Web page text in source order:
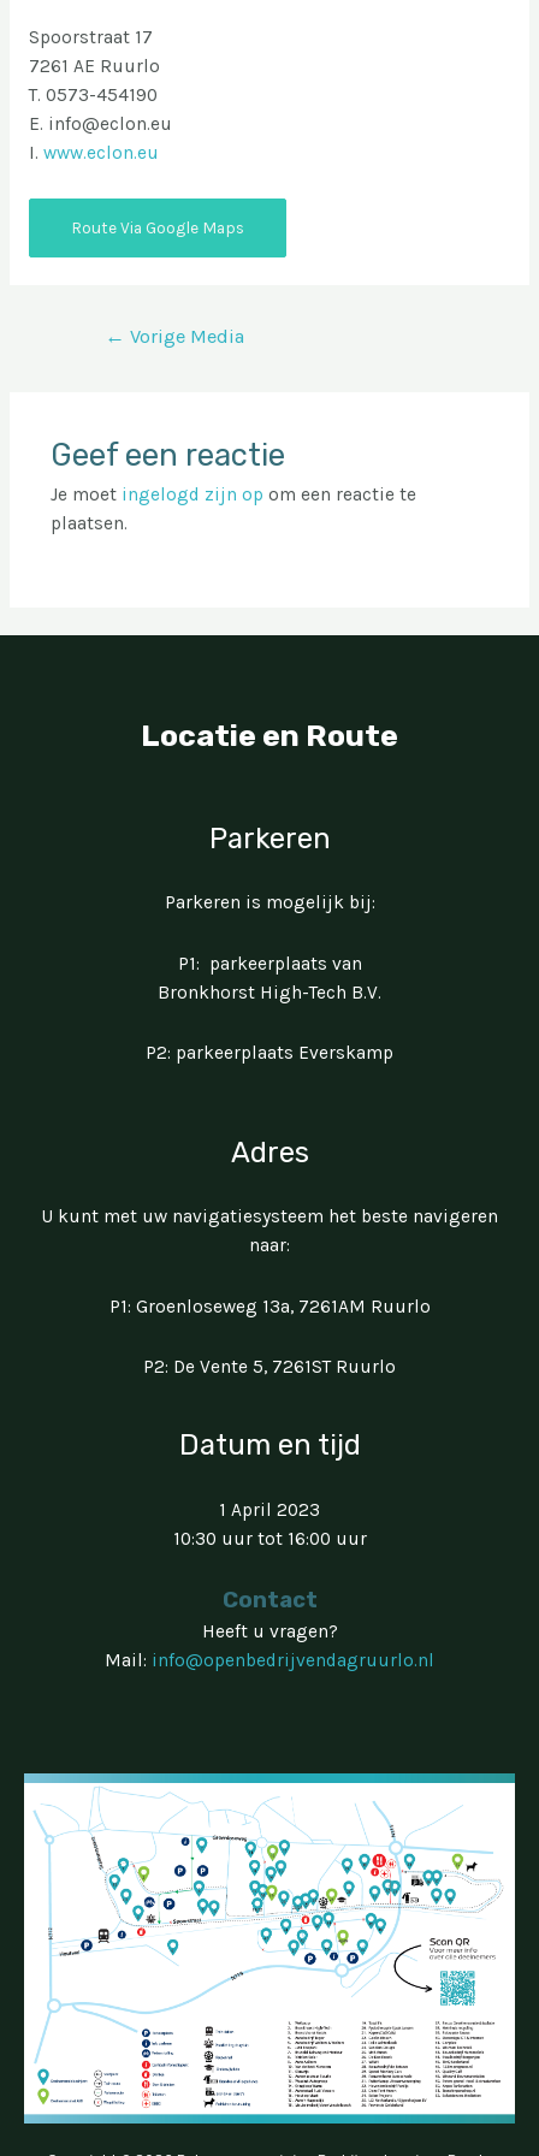
Spoorstraat 17
7261 AE Ruurlo
T. 0573-454190
E. info@eclon.eu
I. www.eclon.eu
Route Via Google Maps
Bericht
← Vorige Media
Geef een reactie
Je moet ingelogd zijn op om een reactie te
plaatsen.
Locatie en Route
Parkeren
Parkeren is mogelijk bij:
P1: parkeerplaats van
Bronkhorst High-Tech B.V.
P2: parkeerplaats Everskamp
Adres
U kunt met uw navigatiesysteem het beste navigeren
naar:
P1: Groenloseweg 13a, 7261AM Ruurlo
P2: De Vente 5, 7261ST Ruurlo
Datum en tijd
1 April 2023
10:30 uur tot 16:00 uur
Contact
Heeft u vragen?
Mail: info@openbedrijvendagruurlo.nl